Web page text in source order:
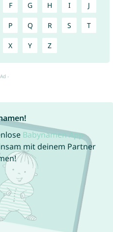
F G H I J
P Q R S T
X Y Z
Babynamen App
mit deinem Partner